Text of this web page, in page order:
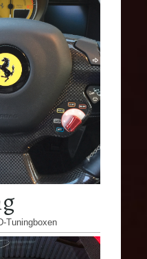
Tuningboxen